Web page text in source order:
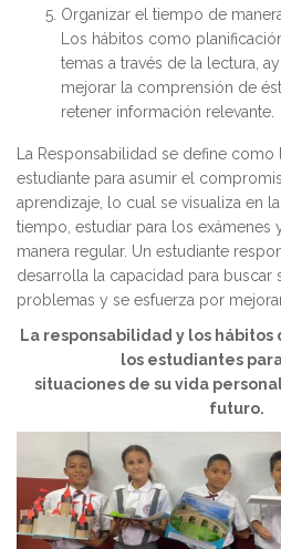
Organizar el tiempo de
Los hábitos como
temas a través de la lectura,
mejorar la comprensión de
retener información relevante.
La Responsabilidad se define como
estudiante para asumir el
aprendizaje, lo cual se visualiza en
tiempo, estudiar para los exámenes
manera regular. Un estudiante
desarrolla la capacidad para buscar
problemas y se esfuerza por
La responsabilidad y los
los estudiantes
situaciones de su vida
futuro.